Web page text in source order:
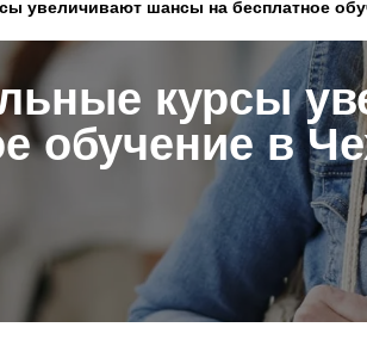
увеличивают шансы на бесплатное
курсы
обучение в